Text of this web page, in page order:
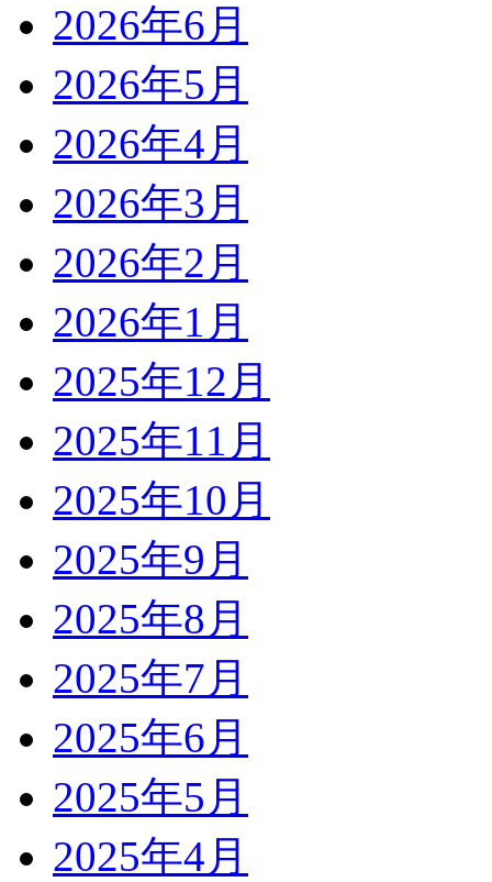
2026年6月
2026年5月
2026年4月
2026年3月
2026年2月
2026年1月
2025年12月
2025年11月
2025年10月
2025年9月
2025年8月
2025年7月
2025年6月
2025年5月
2025年4月